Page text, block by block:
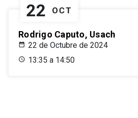
22 OCT
Rodrigo Caputo, Usach
22 de Octubre de 2024
13:35 a 14:50